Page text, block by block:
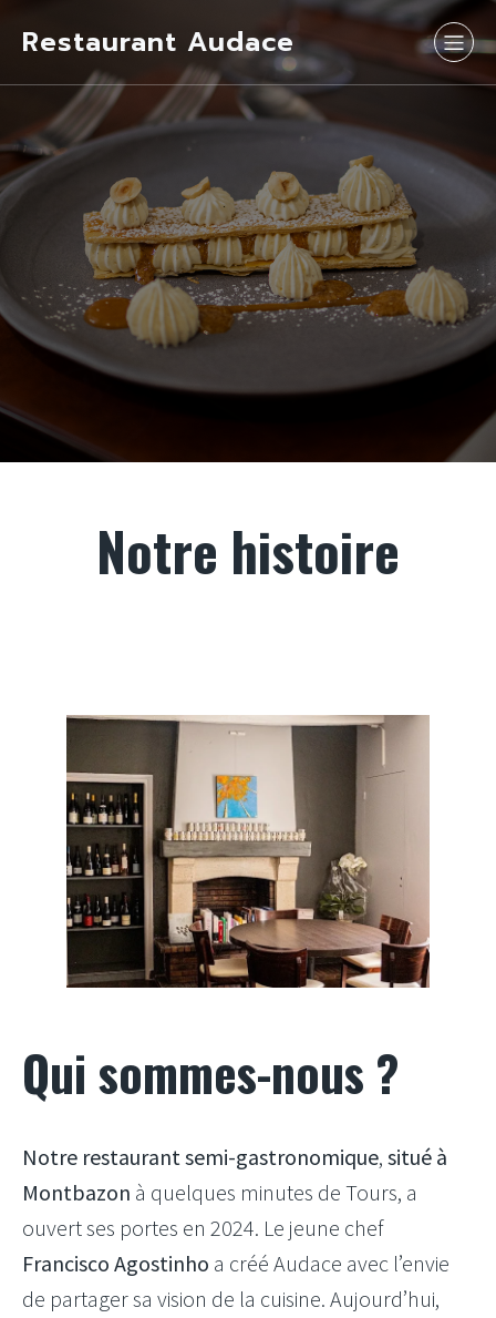
Restaurant Audace
Notre histoire
Qui sommes-nous ?
Notre restaurant semi-gastronomique, situé à
Montbazon à quelques minutes de Tours, a
ouvert ses portes en 2024. Le jeune chef
Francisco Agostinho a créé Audace avec l’envie
de partager sa vision de la cuisine. Aujourd’hui,